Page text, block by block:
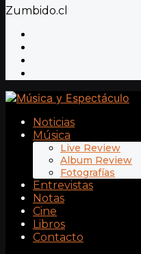
Zumbido.cl
Noticias
Música
Live Review
Album Review
Fotografías
Entrevistas
Notas
Cine
Libros
Contacto